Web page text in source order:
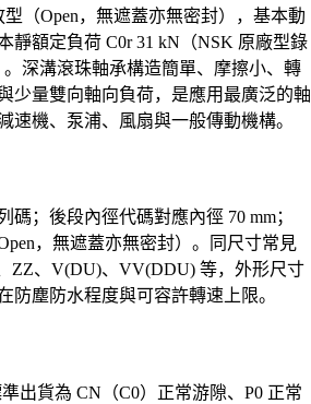
型（Open，無遮蓋亦無密封），基本動
靜額定負荷 C0r 31 kN（NSK 原廠型錄
。深溝滾珠軸承構造簡單、摩擦小、轉
少量雙向軸向負荷，是應用最廣泛的軸
速機、泵浦、風扇與一般傳動機構。
碼；後段內徑代碼對應內徑 70 mm；
，無遮蓋亦無密封）。同尺寸常見
ZZ、V(DU)、VV(DDU) 等，外形尺寸
防塵防水程度與可容許轉速上限。
出貨為 CN（C0）正常游隙、P0 正常